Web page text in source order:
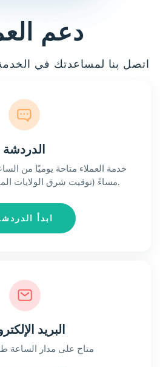
دعم
اتصل بنا لمساعدتك في
الدردشة
مساءً (توقيت شرق الولايات المتحدة) عبر الدردشة.
ابدأ
البريد
متاح على مدار الساعة